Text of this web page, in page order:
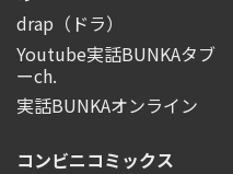
drap（ドラ）
Youtube実話BUNKAタブ
ーch.
実話BUNKAオンライン
コンビニコミックス